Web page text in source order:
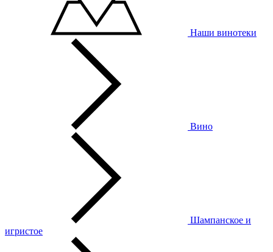
Наши винотеки
Вино
Шампанское и
игристое